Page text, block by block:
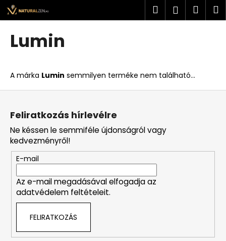
Ugrás
fő
tartalomhoz
Keresés
Lumin
A márka Lumin semmilyen terméke nem található...
K
o
i
t
k
e
r
e
s
?
L
Feliratkozás hírlevélre
Ne késsen le semmiféle újdonságról vagy
kedvezményről!
E-mail
Az e-mail megadásával elfogadja az
adatvédelem feltételeit.
FELIRATKOZÁS